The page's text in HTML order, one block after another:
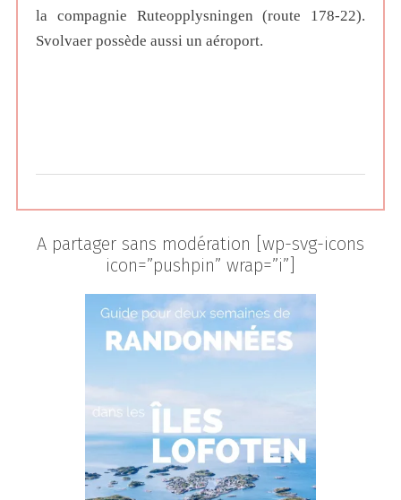
la compagnie Ruteopplysningen (route 178-22).
Svolvaer possède aussi un aéroport.
A partager sans modération [wp-svg-icons
icon=”pushpin” wrap=”i”]